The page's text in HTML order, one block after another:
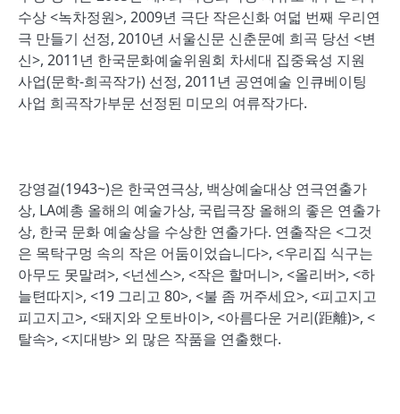
수상 <녹차정원>, 2009년 극단 작은신화 여덟 번째 우리연
극 만들기 선정, 2010년 서울신문 신춘문예 희곡 당선 <변
신>, 2011년 한국문화예술위원회 차세대 집중육성 지원
사업(문학-희곡작가) 선정, 2011년 공연예술 인큐베이팅
사업 희곡작가부문 선정된 미모의 여류작가다.
강영걸(1943~)은 한국연극상, 백상예술대상 연극연출가
상, LA예총 올해의 예술가상, 국립극장 올해의 좋은 연출가
상, 한국 문화 예술상을 수상한 연출가다. 연출작은 <그것
은 목탁구멍 속의 작은 어둠이었습니다>, <우리집 식구는
아무도 못말려>, <넌센스>, <작은 할머니>, <올리버>, <하
늘텬따지>, <19 그리고 80>, <불 좀 꺼주세요>, <피고지고
피고지고>, <돼지와 오토바이>, <아름다운 거리(距離)>, <
탈속>, <지대방> 외 많은 작품을 연출했다.